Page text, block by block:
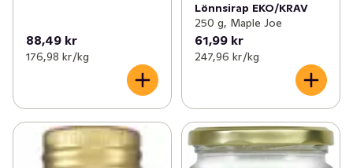
88,49 kr
176,98 kr /kg
Lönnsirap EKO/KRAV
250 g, Maple Joe
61,99 kr
247,96 kr /kg